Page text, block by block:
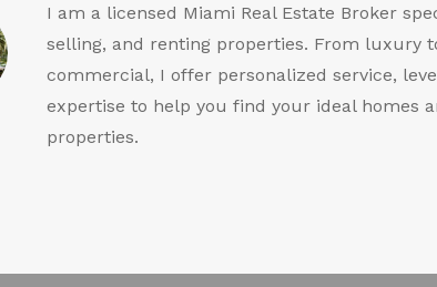
I am a licensed Miami Real Estate Broker
selling, and renting properties. From luxury
commercial, I offer personalized service,
expertise to help you find your ideal homes
properties.